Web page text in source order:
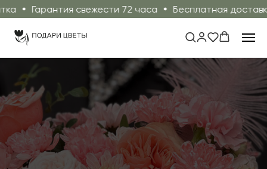
свежести 72 часа Бесплатная доставка от